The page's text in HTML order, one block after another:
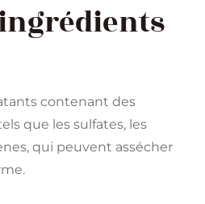
contenant des
que les sulfates, les
qui peuvent assécher